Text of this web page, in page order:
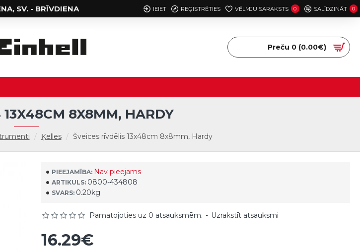
SV. - BRĪVDIENA IEIET REĢISTRĒTIES VĒLMJU SARAKSTS 0 SALĪDZINĀT 0
Preču 0 (0.00€)
Ķelles Šveices rīvdēlis 13x48cm 8x8mm, Hardy
13X48CM 8X8MM, HARDY
PIEEJAMĪBA: Nav pieejams
ARTIKULS: 0800-434808
SVARS: 0.20kg
Pamatojoties uz 0 atsauksmēm. - Uzrakstīt atsauksmi
16.29€